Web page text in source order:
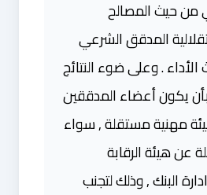
من حيث المصالح
المدقق الشرعي
. وعلى ضوء النتائج
يكون أعضاء المدققين
مهنية مستقلة , سواء
عن هيئة الرقابة
البنك , وذلك لتجنب